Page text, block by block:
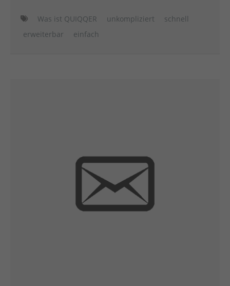
Was ist QUIQQER unkompliziert
schnell
erweiterbar
einfach